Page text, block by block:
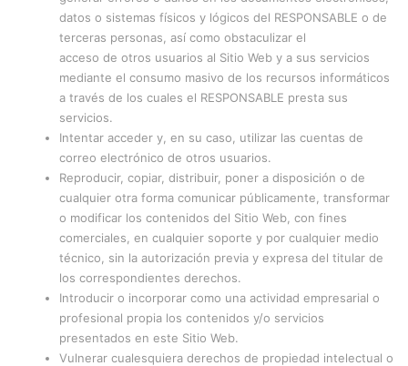
datos o sistemas físicos y lógicos del RESPONSABLE o de
terceras personas, así como obstaculizar el
acceso de otros usuarios al Sitio Web y a sus servicios
mediante el consumo masivo de los recursos informáticos
a través de los cuales el RESPONSABLE presta sus
servicios.
Intentar acceder y, en su caso, utilizar las cuentas de
correo electrónico de otros usuarios.
Reproducir, copiar, distribuir, poner a disposición o de
cualquier otra forma comunicar públicamente, transformar
o modificar los contenidos del Sitio Web, con fines
comerciales, en cualquier soporte y por cualquier medio
técnico, sin la autorización previa y expresa del titular de
los correspondientes derechos.
Introducir o incorporar como una actividad empresarial o
profesional propia los contenidos y/o servicios
presentados en este Sitio Web.
Vulnerar cualesquiera derechos de propiedad intelectual o